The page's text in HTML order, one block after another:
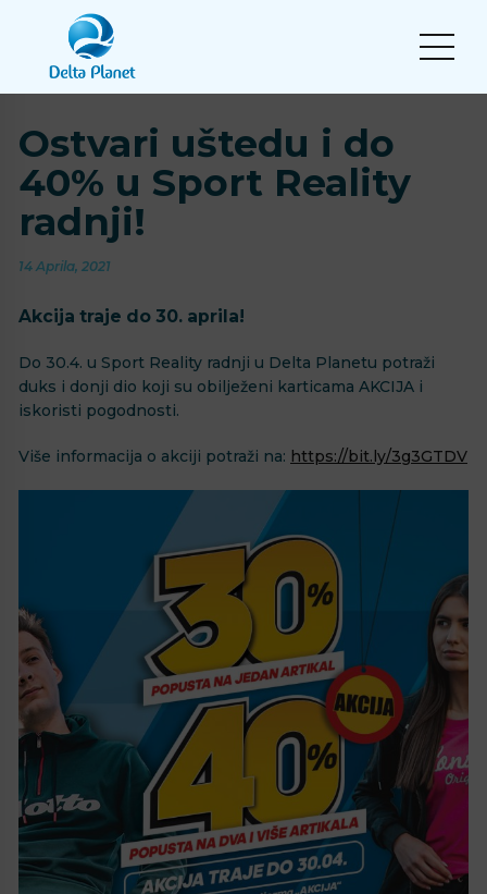
Ostvari uštedu i do
40% u Sport Reality
radnji!
14 Aprila, 2021
Akcija traje do 30. aprila!
Do 30.4. u Sport Reality radnji u Delta Planetu potraži
duks i donji dio koji su obilježeni karticama AKCIJA i
iskoristi pogodnosti.
Više informacija o akciji potraži na: https://bit.ly/3g3GTDV